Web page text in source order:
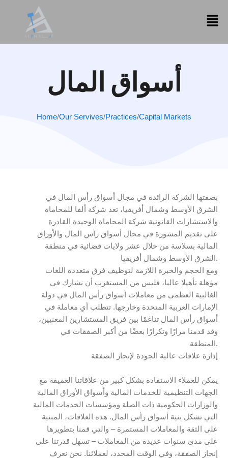
المحتوى
أسواق المال
Home/Our Servives/Practices/Capital Markets
بصفتها الشركة الرائدة في مجال أسواق رأس المال في
الشرق الأوسط وشمال أفريقيا، تعد شركة ألفا للمحاماة
والاستشارات القانونية شركة المحاماة الوحيدة القادرة
على تقديم المشورة في مجال أسواق رأس المال والأوراق
المالية بسلاسة من خلال عشر ولايات قضائية في منطقة
الشرق الأوسط وشمال أفريقيا.
ومع الحجم والخبرة اللازمة لتوظيف فرق متعددة اللغات
مؤهلة تأهيلا عاليا، فليس من المستغرب أن نشارك في
الغالبية العظمى من معاملات أسواق رأس المال في دولة
الإمارات العربية المتحدة وخارجها. تتطلب أي معاملة في
أسواق رأس المال تناغمًا بين فريق المستشارين المعنيين،
وقد قدمنا مرارًا وتكرارًا بعضًا من أكبر الصفقات في
المنطقة.
إدارة علاقات عالية الجودة لإنجاز الصفقة
يمكن للعملاء الاستفادة بشكل كبير من علاقاتنا العميقة مع
الجهات التنظيمية للخدمات المالية وأسواق الأوراق المالية
والوزارات الحكومية ذات الصلة ومؤسسات الخدمات المالية
التي تشكل بنية أسواق رأس المال. هذه العلاقات، المبنية
على الثقة والمعاملات المستمرة – والتي قمنا بتطويرها
على مدى سنوات عديدة من المعاملات – تسهل قدرتنا على
إنجاز الصفقة، وفي الوقت المحدد، لعملائنا. نحن نعرف